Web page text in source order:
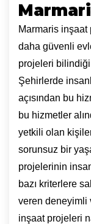
Marmaris inşaat
daha güvenli
projeleri
Şehirlerde
açısından bu
bu hizmetler
yetkili olan
sorunsuz bir
projelerinin
bazı kriterlere
veren deneyimli
inşaat projeleri